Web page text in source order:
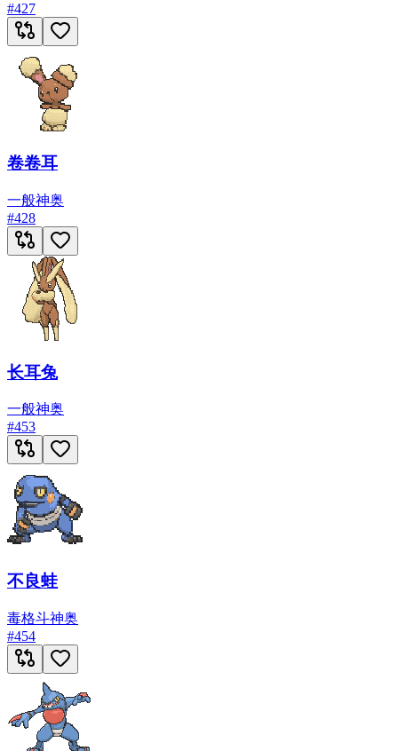
#427
卷卷耳
一般神奥
#428
长耳兔
一般神奥
#453
不良蛙
毒格斗神奥
#454